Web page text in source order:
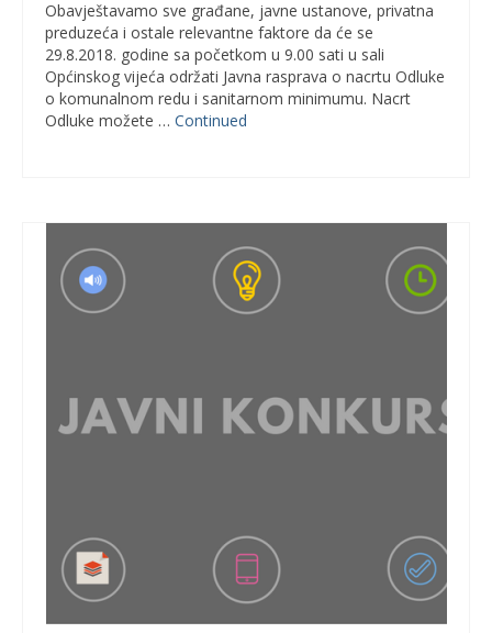
Obavještavamo sve građane, javne ustanove, privatna
preduzeća i ostale relevantne faktore da će se
29.8.2018. godine sa početkom u 9.00 sati u sali
Općinskog vijeća održati Javna rasprava o nacrtu Odluke
o komunalnom redu i sanitarnom minimumu. Nacrt
Odluke možete … Continued